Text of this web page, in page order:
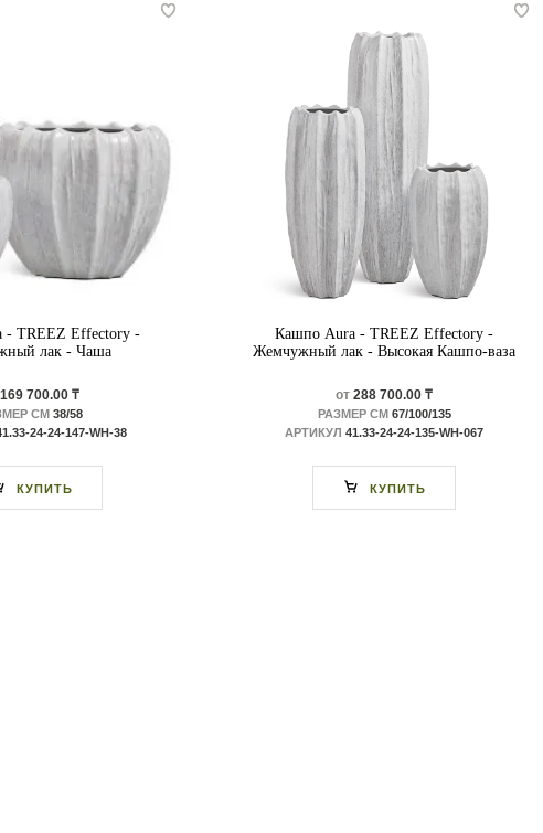
- TREEZ Effectory -
лак - Чаша
169 700.00 ₸
СМ 38/58
24-24-147-WH-38
КУПИТЬ
Кашпо Aura - TREEZ Effectory -
Жемчужный лак - Высокая Кашпо-ваза
от 288 700.00 ₸
РАЗМЕР СМ67/100/135
АРТИКУЛ 41.33-24-24-135-WH-067
КУПИТЬ